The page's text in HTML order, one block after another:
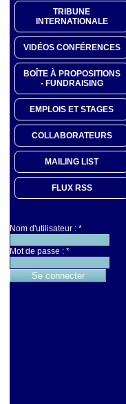
TRIBUNE
INTERNATIONALE
VIDÉOS CONFÉRENCES
BOÎTE À PROPOSITIONS
- FUNDRAISING
EMPLOIS ET STAGES
COLLABORATEURS
MAILING LIST
FLUX RSS
Nom d'utilisateur : *
Mot de passe : *